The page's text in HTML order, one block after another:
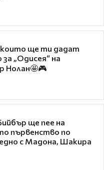
които ще ти дадат
„Одисея“ на
Нолан🤩🎮
ще пее на
първенство по
с Мадона, Шакира